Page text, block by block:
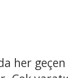
her